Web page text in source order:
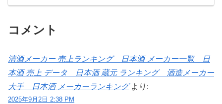
コメント
清酒メーカー 売上ランキング 日本酒 メーカー一覧 日
本酒 売上 データ 日本酒 蔵元 ランキング 酒造メーカー
大手 日本酒 メーカーランキング より:
2025年9月2日 2:38 PM